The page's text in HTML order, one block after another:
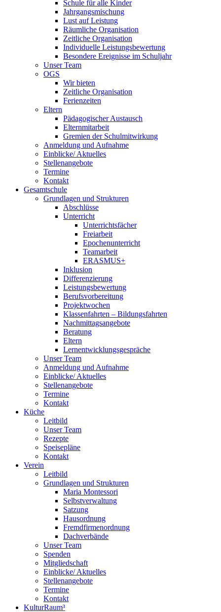
Schule für alle Kinder
Jahrgangsmischung
Lust auf Leistung
Räumliche Organisation
Zeitliche Organisation
Individuelle Leistungsbewertung
Besondere Ereignisse im Schuljahr
Unser Team
OGS
Wir bieten
Zeitliche Organisation
Ferienzeiten
Eltern
Pädagogischer Austausch
Elternmitarbeit
Gremien der Schulmitwirkung
Anmeldung und Aufnahme
Einblicke/ Aktuelles
Stellenangebote
Termine
Kontakt
Gesamtschule
Grundlagen und Strukturen
Abschlüsse
Unterricht
Unterrichtsfächer
Freiarbeit
Epochenunterricht
Teamarbeit
ERASMUS+
Inklusion
Differenzierung
Leistungsbewertung
Berufsvorbereitung
Projektwochen
Klassenfahrten – Bildungsfahrten
Nachmittagsangebote
Beratung
Eltern
Lernentwicklungsgespräche
Unser Team
Anmeldung und Aufnahme
Einblicke/ Aktuelles
Stellenangebote
Termine
Kontakt
Küche
Leitbild
Unser Team
Rezepte
Speisepläne
Kontakt
Verein
Leitbild
Grundlagen und Strukturen
Maria Montessori
Selbstverwaltung
Satzung
Hausordnung
Fremdfirmenordnung
Dachverbände
Unser Team
Spenden
Mitgliedschaft
Einblicke/ Aktuelles
Stellenangebote
Termine
Kontakt
KulturRaum³